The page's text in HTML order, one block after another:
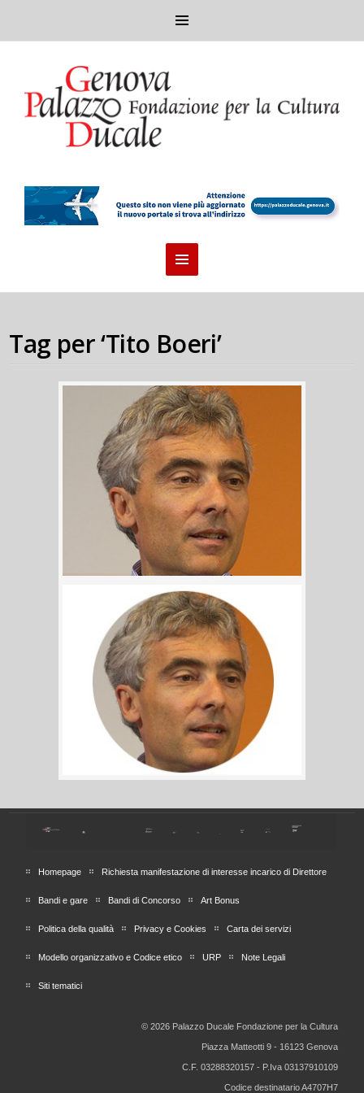
Tag per ‘Tito Boeri’
Homepage Richiesta manifestazione di interesse incarico di Direttore
Bandi e gare Bandi di Concorso Art Bonus
Politica della qualità Privacy e Cookies Carta dei servizi
Modello organizzativo e Codice etico URP Note Legali
Siti tematici
© 2026 Palazzo Ducale Fondazione per la Cultura
Piazza Matteotti 9 - 16123 Genova
C.F. 03288320157 - P.Iva 03137910109
Codice destinatario A4707H7